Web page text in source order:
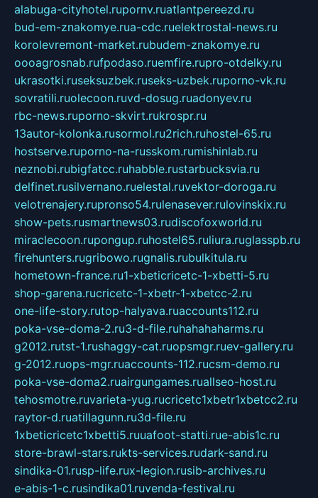
alabuga-cityhotel.rupornv.ruatlantpereezd.ru
bud-em-znakomye.rua-cdc.ruelektrostal-news.ru
korolevremont-market.rubudem-znakomye.ru
oooagrosnab.rufpodaso.ruemfire.rupro-otdelky.ru
ukrasotki.ruseksuzbek.ruseks-uzbek.ruporno-vk.ru
sovratili.ruolecoon.ruvd-dosug.ruadonyev.ru
rbc-news.ruporno-skvirt.rukrospr.ru
13autor-kolonka.rusormol.ru2rich.ruhostel-65.ru
hostserve.ruporno-na-russkom.rumishinlab.ru
neznobi.rubigfatcc.ruhabble.rustarbucksvia.ru
delfinet.rusilvernano.ruelestal.ruvektor-doroga.ru
velotrenajery.rupronso54.rulenasever.rulovinskix.ru
show-pets.rusmartnews03.rudiscofoxworld.ru
miraclecoon.rupongup.ruhostel65.ruliura.ruglasspb.ru
firehunters.rugribowo.rugnalis.rubulkitula.ru
hometown-france.ru1-xbeticricetc-1-xbetti-5.ru
shop-garena.rucricetc-1-xbetr-1-xbetcc-2.ru
one-life-story.rutop-halyava.ruaccounts112.ru
poka-vse-doma-2.ru3-d-file.ruhahahaharms.ru
g2012.rutst-1.rushaggy-cat.ruopsmgr.ruev-gallery.ru
g-2012.ruops-mgr.ruaccounts-112.rucsm-demo.ru
poka-vse-doma2.ruairgungames.ruallseo-host.ru
tehosmotre.ruvarieta-yug.rucricetc1xbetr1xbetcc2.ru
raytor-d.ruatillagunn.ru3d-file.ru
1xbeticricetc1xbetti5.ruuafoot-statti.rue-abis1c.ru
store-brawl-stars.rukts-services.rudark-sand.ru
sindika-01.rusp-life.rux-legion.rusib-archives.ru
e-abis-1-c.rusindika01.ruvenda-festival.ru